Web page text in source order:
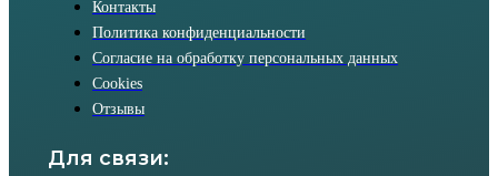
Контакты
Политика конфиденциальности
Согласие на обработку персональных данных
Cookies
Отзывы
Для связи: